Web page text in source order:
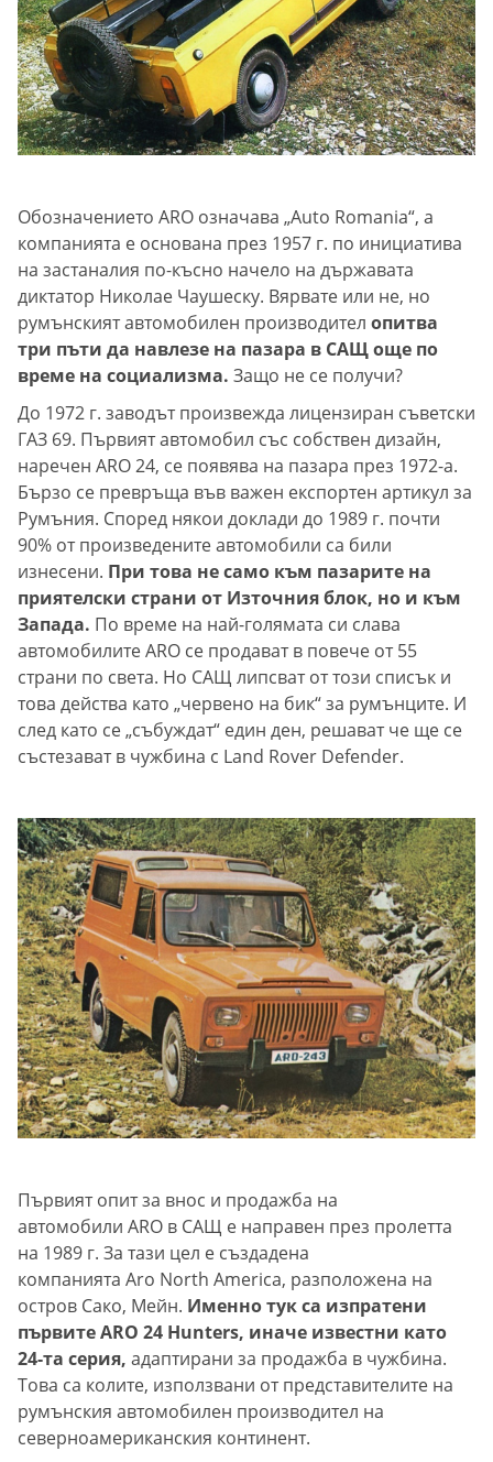
Обозначението ARO означава „Auto Romania“, а
компанията е основана през 1957 г. по инициатива
на застаналия по-късно начело на държавата
диктатор Николае Чаушеску. Вярвате или не, но
румънският автомобилен производител опитва
три пъти да навлезе на пазара в САЩ още по
време на социализма. Защо не се получи?
До 1972 г. заводът произвежда лицензиран съветски
ГАЗ 69. Първият автомобил със собствен дизайн,
наречен ARO 24, се появява на пазара през 1972-а.
Бързо се превръща във важен експортен артикул за
Румъния. Според някои доклади до 1989 г. почти
90% от произведените автомобили са били
изнесени. При това не само към пазарите на
приятелски страни от Източния блок, но и към
Запада. По време на най-голямата си слава
автомобилите ARO се продават в повече от 55
страни по света. Но САЩ липсват от този списък и
това действа като „червено на бик“ за румънците. И
след като се „събуждат“ един ден, решават че ще се
състезават в чужбина с Land Rover Defender.
Първият опит за внос и продажба на
автомобили ARO в САЩ е направен през пролетта
на 1989 г. За тази цел е създадена
компанията Aro North America, разположена на
остров Сако, Мейн. Именно тук са изпратени
първите ARO 24 Hunters, иначе известни като
24-та серия, адаптирани за продажба в чужбина.
Това са колите, използвани от представителите на
румънския автомобилен производител на
северноамериканския континент.